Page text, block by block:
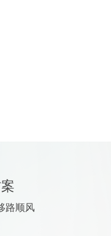
路顺风